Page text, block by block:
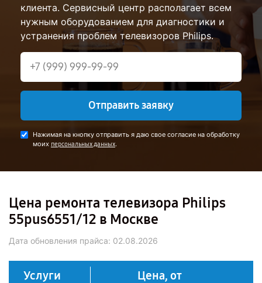
клиента. Сервисный центр располагает всем
нужным оборудованием для диагностики и
устранения проблем телевизоров Philips.
Отправить заявку
Нажимая на кнопку отправить я даю свое согласие на обработку
моих персональных данных.
Цена ремонта телевизора Philips
55pus6551/12 в Москве
Дата обновления прайса: 02.08.2026
Услуги Цена, от